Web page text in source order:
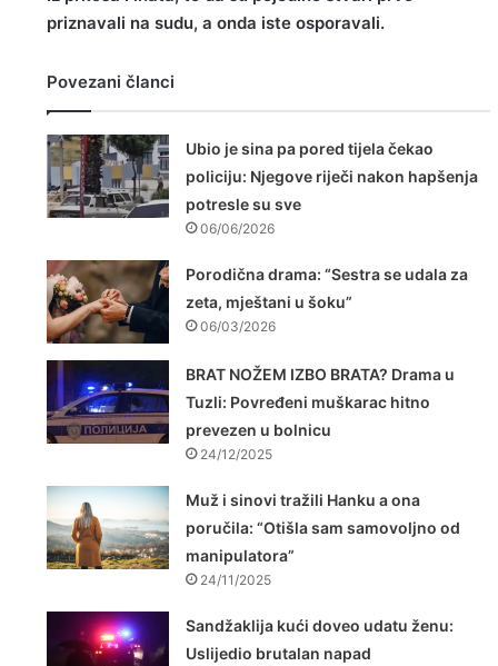
priznavali na sudu, a onda iste osporavali.
Povezani članci
Ubio je sina pa pored tijela čekao
policiju: Njegove riječi nakon hapšenja
potresle su sve
06/06/2026
Porodična drama: “Sestra se udala za
zeta, mještani u šoku”
06/03/2026
BRAT NOŽEM IZBO BRATA? Drama u
Tuzli: Povređeni muškarac hitno
prevezen u bolnicu
24/12/2025
Muž i sinovi tražili Hanku a ona
poručila: “Otišla sam samovoljno od
manipulatora”
24/11/2025
Sandžaklija kući doveo udatu ženu:
Uslijedio brutalan napad